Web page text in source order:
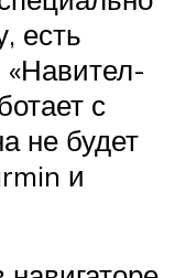
есть
«Навител-
с
не будет
и